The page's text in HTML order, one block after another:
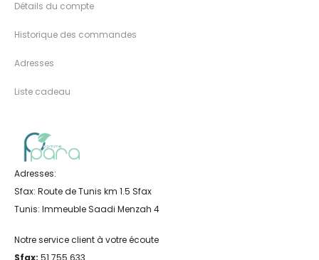
Détails du compte
Historique des commandes
Adresses
Liste cadeau
Adresses:
Sfax: Route de Tunis km 1.5 Sfax
Tunis: Immeuble Saadi Menzah 4
Notre service client à votre écoute
Sfax: 51 755 633